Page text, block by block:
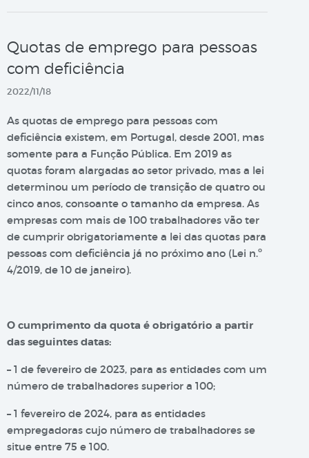
Quotas de emprego para pessoas
com deficiência
2022/11/18
As quotas de emprego para pessoas com
deficiência existem, em Portugal, desde 2001, mas
somente para a Função Pública. Em 2019 as
quotas foram alargadas ao setor privado, mas a lei
determinou um período de transição de quatro ou
cinco anos, consoante o tamanho da empresa. As
empresas com mais de 100 trabalhadores vão ter
de cumprir obrigatoriamente a lei das quotas para
pessoas com deficiência já no próximo ano (Lei n.º
4/2019, de 10 de janeiro).
O cumprimento da quota é obrigatório a partir
das seguintes datas:
– 1 de fevereiro de 2023, para as entidades com um
número de trabalhadores superior a 100;
– 1 fevereiro de 2024, para as entidades
empregadoras cujo número de trabalhadores se
situe entre 75 e 100.